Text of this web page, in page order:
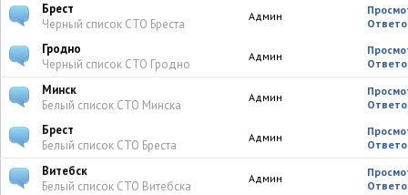
Брест
Черный список СТО Бреста
Админ
Гродно
Черный список СТО Гродно
Админ
Минск
Белый список СТО Минска
Админ
Брест
Белый список СТО Бреста
Админ
Витебск
Белый список СТО Витебска
Админ